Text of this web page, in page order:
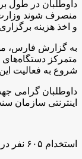
داوطلبان در طول
منصرف شوند
و اخذ هزینه
به گزارش فارس،
شروع به فعالیت این ۶۰۵ نفر از ابتدای سال تحصیلی ۹۷-۹۶ است.
داوطلبان گرامی‌
اینترنتی سازمان
استخدام ۶۰۵ نفر در آموزش و پرورش+لینک ثبت‌نام